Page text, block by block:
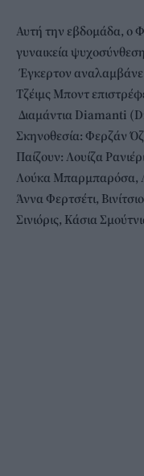
Αυτή την εβδομάδα, ο
γυναικεία
Έγκερτον
Τζέιμς Μποντ
Διαμάντια Diamanti
Σκηνοθεσία: Φερζάν
Παίζουν: Λουίζα
Λούκα Μπαρμπαρόσα,
Άννα Φερτσέτι,
Σινιόρις, Κάσια